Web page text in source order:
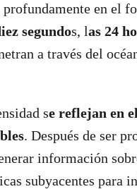
en el
segundos, las 24
a través del
se reflejan en
. Después de ser
información
subyacentes para